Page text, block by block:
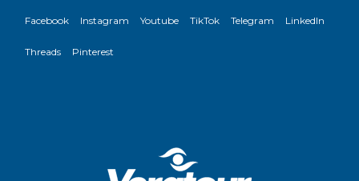
Facebook Instagram Youtube TikTok Telegram LinkedIn
Threads Pinterest